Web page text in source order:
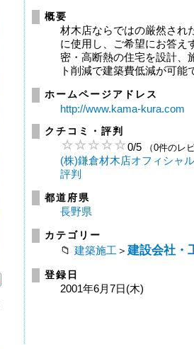
概要
材木店ならではの厳然され
に使用し、ご希望にお答え
密・高断熱の住宅を設計、
ト削減で建築費低減が可能
ホームページアドレス
http://www.kama-kura.com
クチコミ・評判
0/5 （0件のレ
(株)鎌倉材木店オフィシャ
評判
都道府県
長野県
カテゴリー
建築施工 ＞ 建設会社・
登録日
2001年6月7日(木)